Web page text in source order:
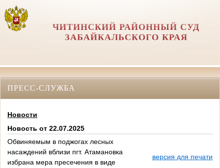
ЧИТИНСКИЙ РАЙОННЫЙ СУД
ЗАБАЙКАЛЬСКОГО КРАЯ
ПРЕСС-СЛУЖБА
Новости
Новость от 22.07.2025
Обвиняемым в поджогах лесных
насаждений вблизи пгт. Атамановка
избрана мера пресечения в виде
версия для печати